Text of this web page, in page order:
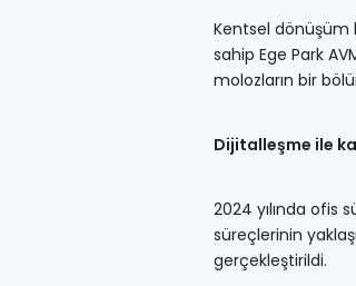
Kentsel dönüşüm
sahip Ege Park
molozların bir
Dijitalleşme ile
2024 yılında ofis
süreçlerinin
gerçekleştirildi.